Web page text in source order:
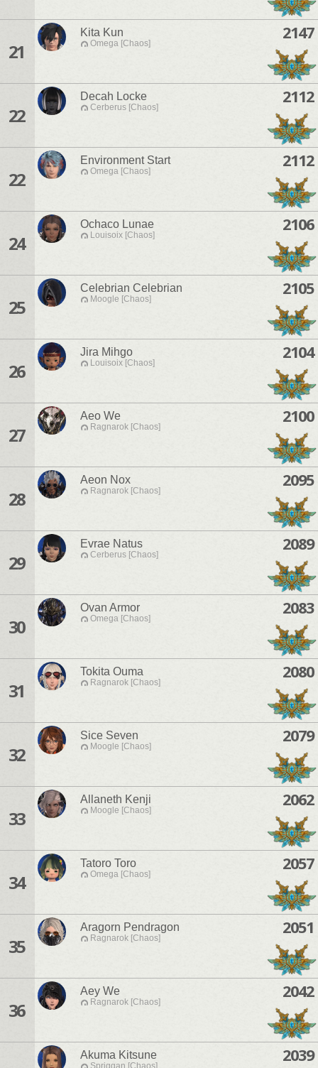
21
Kita Kun
Omega [Chaos]
2147
22
Decah Locke
Cerberus [Chaos]
2112
22
Environment Start
Omega [Chaos]
2112
24
Ochaco Lunae
Louisoix [Chaos]
2106
25
Celebrian Celebrian
Moogle [Chaos]
2105
26
Jira Mihgo
Louisoix [Chaos]
2104
27
Aeo We
Ragnarok [Chaos]
2100
28
Aeon Nox
Ragnarok [Chaos]
2095
29
Evrae Natus
Cerberus [Chaos]
2089
30
Ovan Armor
Omega [Chaos]
2083
31
Tokita Ouma
Ragnarok [Chaos]
2080
32
Sice Seven
Moogle [Chaos]
2079
33
Allaneth Kenji
Moogle [Chaos]
2062
34
Tatoro Toro
Omega [Chaos]
2057
35
Aragorn Pendragon
Ragnarok [Chaos]
2051
36
Aey We
Ragnarok [Chaos]
2042
Akuma Kitsune
Spriggan [Chaos]
2039